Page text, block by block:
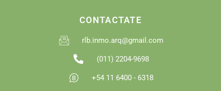
CONTACTATE
rlb.inmo.arq@gmail.com
(011) 2204-9698
+54 11 6400 - 6318